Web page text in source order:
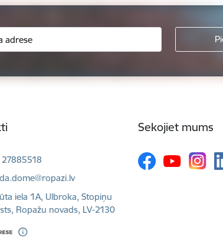
iela 1A, Ulbroka, Stopiņu
Ropažu novads, LV-2130
Sekojiet mums